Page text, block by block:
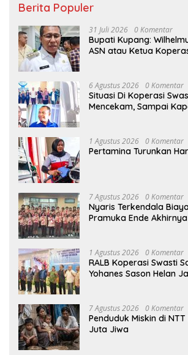
Berita Populer
31 Juli 2026 0 Komentar
Bupati Kupang:
ASN atau Ketua
6 Agustus 2026 0 Komentar
Situasi Di Koperasi
Mencekam, Sampai
1 Agustus 2026 0 Komentar
Pertamina Turunkan
7 Agustus 2026 0 Komentar
Nyaris Terkendala
Pramuka Ende
1 Agustus 2026 0 Komentar
RALB Koperasi Swasti
Yohanes Sason Helan
7 Agustus 2026 0 Komentar
Penduduk Miskin di
Juta Jiwa